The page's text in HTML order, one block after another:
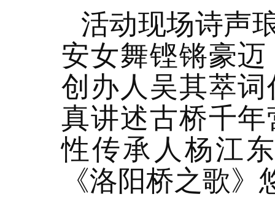
活动现场诗声
安女舞铿锵豪
创办人吴其萃
真讲述古桥千
性传承人杨江
《洛阳桥之歌